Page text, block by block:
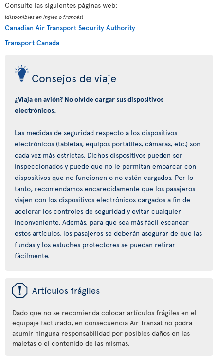
Consulte las siguientes páginas web:
(disponibles en inglés o francés)
Canadian Air Transport Security Authority
Transport Canada
Consejos de viaje
¿Viaja en avión? No olvide cargar sus dispositivos
electrónicos.
Las medidas de seguridad respecto a los dispositivos
electrónicos (tabletas, equipos portátiles, cámaras, etc.) son
cada vez más estrictas. Dichos dispositivos pueden ser
inspeccionados y puede que no le permitan embarcar con
dispositivos que no funcionen o no estén cargados. Por lo
tanto, recomendamos encarecidamente que los pasajeros
viajen con los dispositivos electrónicos cargados a fin de
acelerar los controles de seguridad y evitar cualquier
inconveniente. Además, para que sea más fácil escanear
estos artículos, los pasajeros se deberán asegurar de que las
fundas y los estuches protectores se puedan retirar
fácilmente.
ü Artículos frágiles
Dado que no se recomienda colocar artículos frágiles en el
equipaje facturado, en consecuencia Air Transat no podrá
asumir ninguna responsabilidad por posibles daños en las
maletas o el contenido de las mismas.